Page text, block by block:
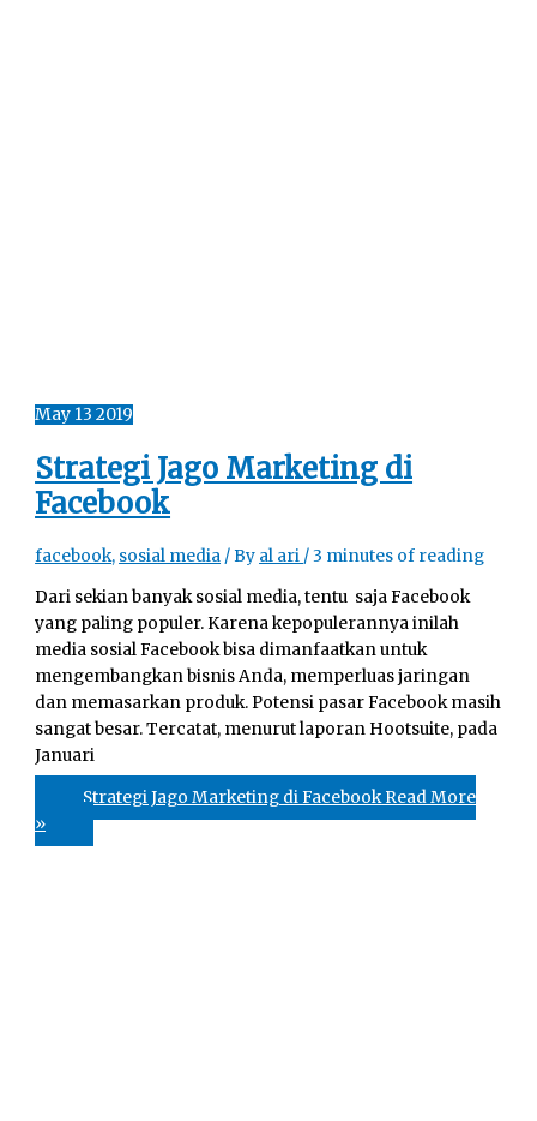
May 13 2019
Strategi Jago Marketing di
Facebook
facebook, sosial media / By al ari /3 minutes of reading
Dari sekian banyak sosial media, tentu saja Facebook
yang paling populer. Karena kepopulerannya inilah
media sosial Facebook bisa dimanfaatkan untuk
mengembangkan bisnis Anda, memperluas jaringan
dan memasarkan produk. Potensi pasar Facebook masih
sangat besar. Tercatat, menurut laporan Hootsuite, pada
Januari
Strategi Jago Marketing di FacebookRead More
»